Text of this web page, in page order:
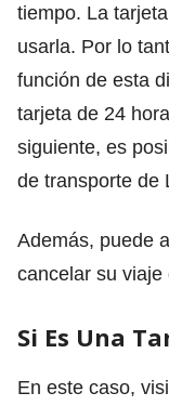
tiempo. La
usarla. Por lo
función de esta
tarjeta de 24
siguiente, es
de transporte de
Además, puede
cancelar su viaje
Si Es Una
En este caso,